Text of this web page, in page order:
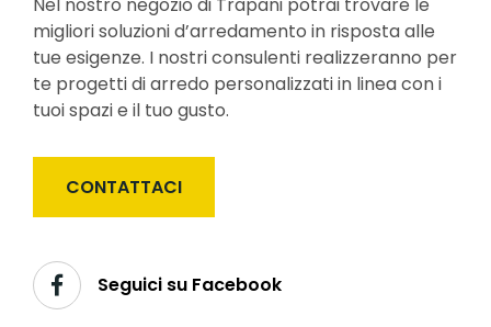
migliori soluzioni d’arredamento in risposta alle
tue esigenze. I nostri consulenti realizzeranno per
te progetti di arredo personalizzati in linea con i
tuoi spazi e il tuo gusto.
CONTATTACI
Seguici su Facebook